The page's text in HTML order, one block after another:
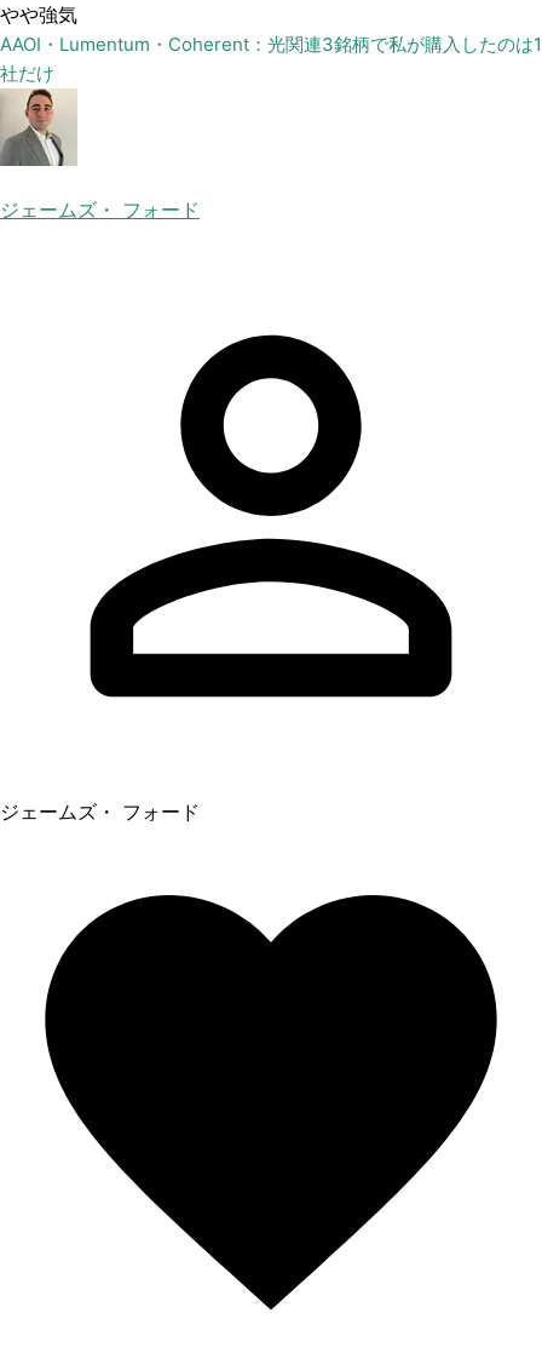
やや強気
AAOI・Lumentum・Coherent：光関連3銘柄で私が購入したのは1
社だけ
ジェームズ・ フォード
ジェームズ・ フォード